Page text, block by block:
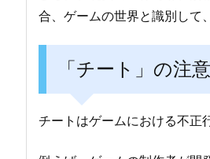
合、ゲームの世界と識別して
「チート」の注
チートはゲームにおける不正